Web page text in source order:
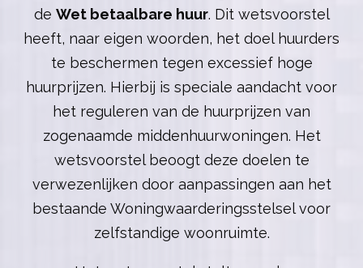
de Wet betaalbare huur. Dit wetsvoorstel
heeft, naar eigen woorden, het doel huurders
te beschermen tegen excessief hoge
huurprijzen. Hierbij is speciale aandacht voor
het reguleren van de huurprijzen van
zogenaamde middenhuurwoningen. Het
wetsvoorstel beoogt deze doelen te
verwezenlijken door aanpassingen aan het
bestaande Woningwaarderingsstelsel voor
zelfstandige woonruimte.